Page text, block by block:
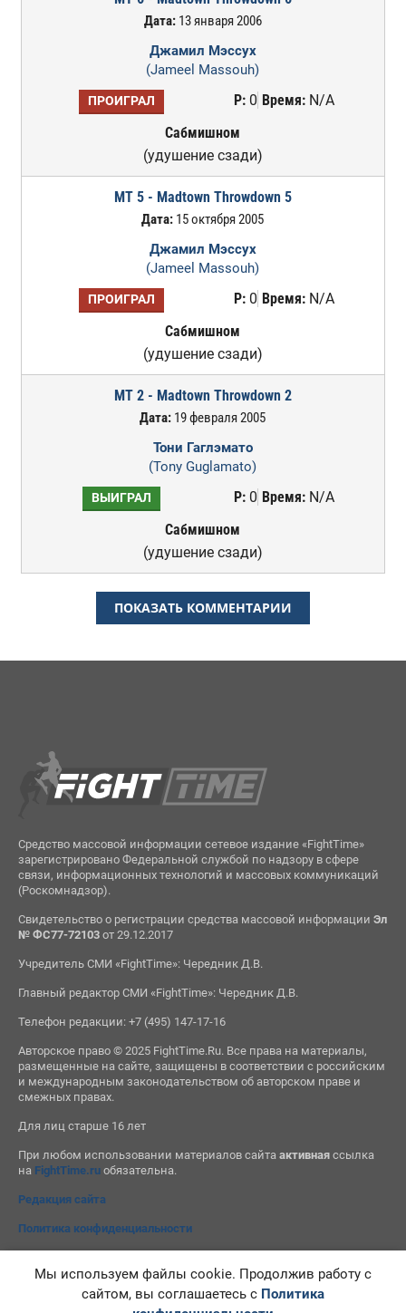
Дата:13 января 2006
Джамил Мэссух
(Jameel Massouh)
ПРОИГРАЛ Р: 0 Время: N/A
Сабмишном
(удушение сзади)
MT 5 - Madtown Throwdown 5
Дата: 15 октября 2005
Джамил Мэссух
(Jameel Massouh)
ПРОИГРАЛ Р: 0 Время: N/A
Сабмишном
(удушение сзади)
MT 2 - Madtown Throwdown 2
Дата: 19 февраля 2005
Тони Гаглэмато
(Tony Guglamato)
ВЫИГРАЛ Р: 0 Время: N/A
Сабмишном
(удушение сзади)
ПОКАЗАТЬ КОММЕНТАРИИ
Средство массовой информации сетевое издание «FightTime»
зарегистрировано Федеральной службой по надзору в сфере
связи, информационных технологий и массовых коммуникаций
(Роскомнадзор).
Свидетельство о регистрации средства массовой информации Эл
№ ФС77-72103от 29.12.2017
Учредитель СМИ «FightTime»: Чередник Д.В.
Главный редактор СМИ «FightTime»: Чередник Д.В.
Телефон редакции: +7 (495) 147-17-16
Авторское право © 2025 FightTime.Ru. Все права на материалы,
размещенные на сайте, защищены в соответствии с российским
и международным законодательством об авторском праве и
смежных правах.
Для лиц старше 16 лет
При любом использовании материалов сайта активнаяссылка
на FightTime.ruобязательна.
Редакция сайта
Политика конфиденциальности
Мы используем файлы cookie. Продолжив работу с
сайтом, вы соглашаетесь с Политика